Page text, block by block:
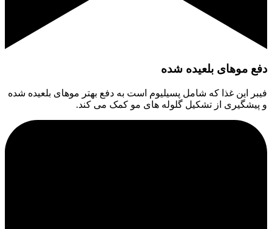
دفع موهای بلعیده شده
فیبر این غذا که شامل پسیلیوم است به دفع بهتر موهای بلعیده شده
و پیشگیری از تشکیل گلوله های مو کمک می کند.